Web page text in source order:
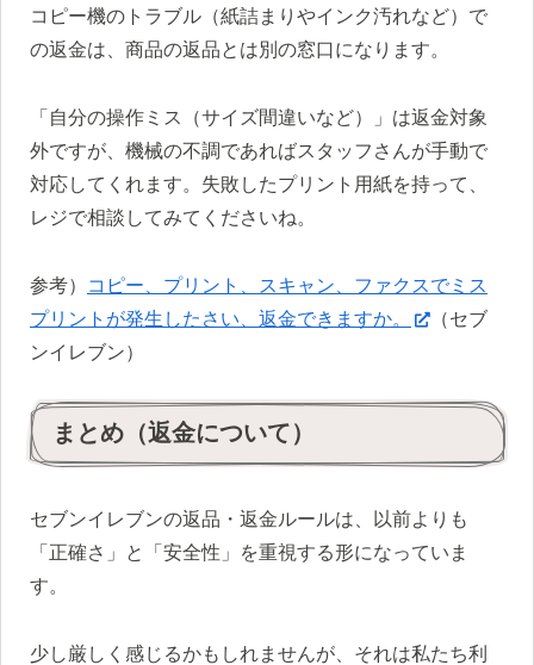
コピー機のトラブル（紙詰まりやインク汚れなど）で
の返金は、商品の返品とは別の窓口になります。
「自分の操作ミス（サイズ間違いなど）」は返金対象
外ですが、機械の不調であればスタッフさんが手動で
対応してくれます。失敗したプリント用紙を持って、
レジで相談してみてくださいね。
参考）
コピー、プリント、スキャン、ファクスでミス
プリントが発生したさい、返金できますか。
（セブ
ンイレブン）
まとめ（返金について）
セブンイレブンの返品・返金ルールは、以前よりも
「正確さ」と「安全性」を重視する形になっていま
す。
少し厳しく感じるかもしれませんが、それは私たち利